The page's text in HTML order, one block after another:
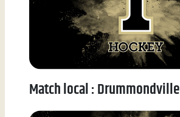
Match local : Drummondville